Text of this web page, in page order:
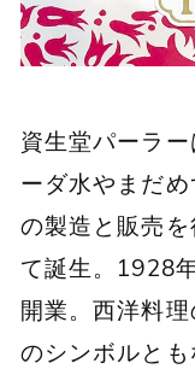
資生堂パーラ
ーダ水やまだ
の製造と販売
て誕生。1928
開業。西洋料
のシンボルと